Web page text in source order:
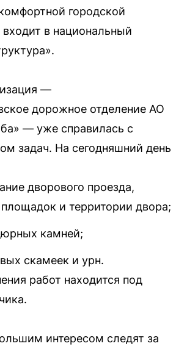
городской
в национальный
—
дорожное отделение АО
— уже справилась с
задач. На сегодняшний день
дворового проезда,
и территории двора;
камней;
скамеек и урн.
работ находится под
интересом следят за